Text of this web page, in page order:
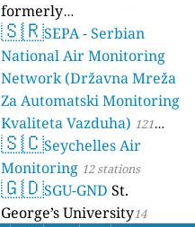
formerly
luftdaten.info35810 stations
🇸🇷SEPA - Serbian
National Air Monitoring
Network (Državna Mreža
Za Automatski Monitoring
Kvaliteta Vazduha) 121
stations
🇸🇨Seychelles Air
Monitoring 12 stations
🇬🇩SGU-GND St.
George’s University14